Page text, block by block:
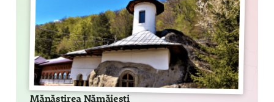
Mănăstirea Nămăiești